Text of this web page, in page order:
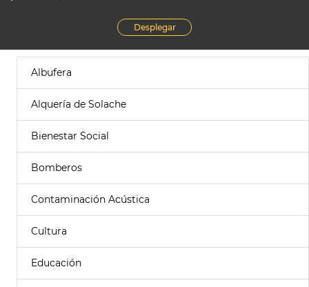
Desplegar
Albufera
Alquería de Solache
Bienestar Social
Bomberos
Contaminación Acústica
Cultura
Educación